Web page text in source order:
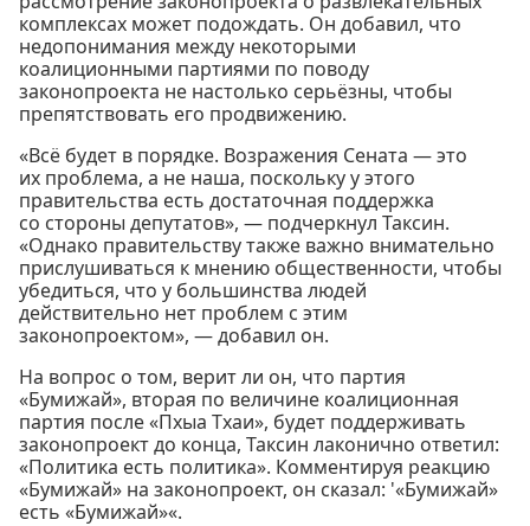
комплексах может подождать. Он добавил, что
недопонимания между некоторыми
коалиционными партиями по поводу
законопроекта не настолько серьёзны, чтобы
препятствовать его продвижению.
«Всё будет в порядке. Возражения Сената — это
их проблема, а не наша, поскольку у этого
правительства есть достаточная поддержка
со стороны депутатов», — подчеркнул Таксин.
«Однако правительству также важно внимательно
прислушиваться к мнению общественности, чтобы
убедиться, что у большинства людей
действительно нет проблем с этим
законопроектом», — добавил он.
На вопрос о том, верит ли он, что партия
«Бумижай», вторая по величине коалиционная
партия после «Пхыа Тхаи», будет поддерживать
законопроект до конца, Таксин лаконично ответил:
«Политика есть политика». Комментируя реакцию
«Бумижай» на законопроект, он сказал: '«Бумижай»
есть «Бумижай»«.